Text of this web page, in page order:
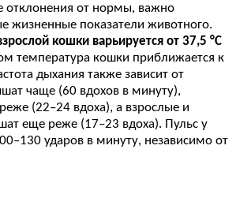
отклонения от нормы, важно
жизненные показатели животного.
кошки варьируется от 37,5 °C
температура кошки приближается к
дыхания также зависит от
чаще (60 вдохов в минуту),
(22–24 вдоха), а взрослые и
еще реже (17–23 вдоха). Пульс у
ударов в минуту, независимо от